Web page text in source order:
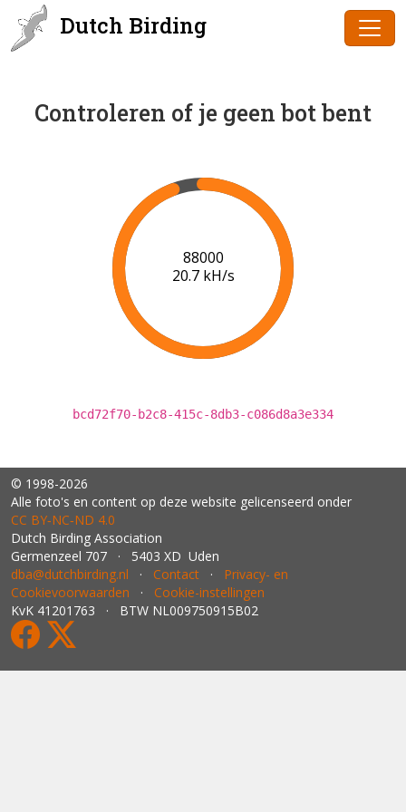
Dutch Birding
Controleren of je geen bot bent
90000
20.9 kH/s
bcd72f70-b2c8-415c-8db3-c086d8a3e334
© 1998-2026
Alle foto's en content op deze website gelicenseerd onder
CC BY‑NC‑ND 4.0
Dutch Birding Association
Germenzeel 707 · 5403 XD Uden
dba@dutchbirding.nl · Contact · Privacy- en
Cookievoorwaarden · Cookie-instellingen
KvK 41201763 · BTW NL009750915B02